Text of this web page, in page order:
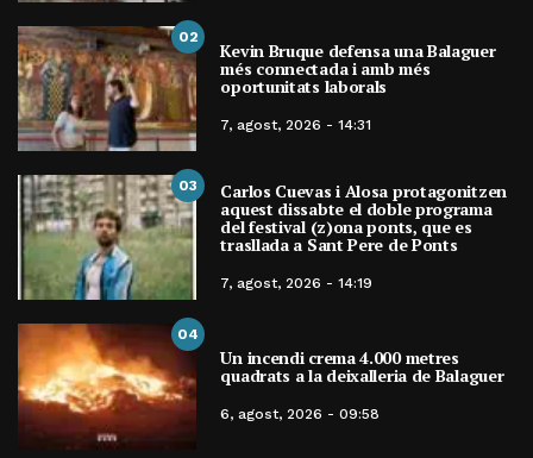
02
Kevin Bruque defensa una Balaguer
més connectada i amb més
oportunitats laborals
7, agost, 2026 - 14:31
03 Carlos Cuevas i Alosa protagonitzen
aquest dissabte el doble programa
del festival (z)ona ponts, que es
trasllada a Sant Pere de Ponts
7, agost, 2026 - 14:19
04
Un incendi crema 4.000 metres
quadrats a la deixalleria de Balaguer
6, agost, 2026 - 09:58